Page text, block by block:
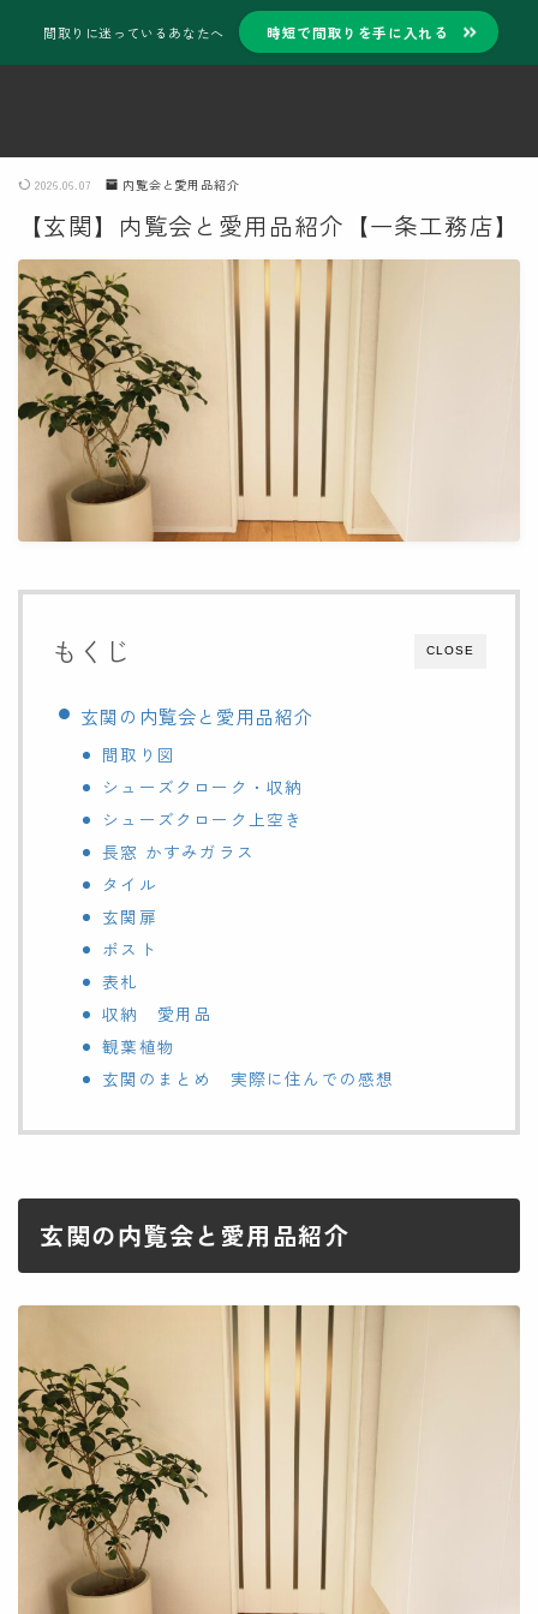
間取りに迷っているあなたへ 時短で間取りを手に入れる
2026.06.07 内覧会と愛用品紹介
【玄関】内覧会と愛用品紹介【一条工務店】
CLOSE
もくじ
玄関の内覧会と愛用品紹介
間取り図
シューズクローク・収納
シューズクローク上空き
長窓 かすみガラス
タイル
玄関扉
ポスト
表札
収納 愛用品
観葉植物
玄関のまとめ 実際に住んでの感想
玄関の内覧会と愛用品紹介